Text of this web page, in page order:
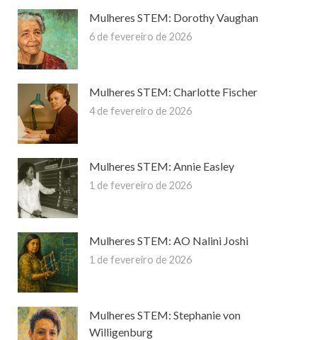
Mulheres STEM: Dorothy Vaughan
6 de fevereiro de 2026
Mulheres STEM: Charlotte Fischer
4 de fevereiro de 2026
Mulheres STEM: Annie Easley
1 de fevereiro de 2026
Mulheres STEM: AO Nalini Joshi
1 de fevereiro de 2026
Mulheres STEM: Stephanie von
Willigenburg